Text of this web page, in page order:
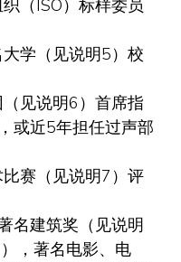
（ISO）标样委员
学（见说明5）校
见说明6）首席指
或近5年担任过声部
赛（见说明7）评
建筑奖（见说明
，著名电影、电